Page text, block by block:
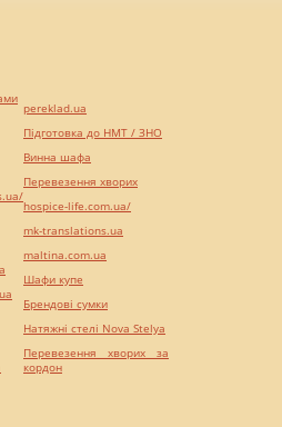
pereklad.ua
Підготовка до НМТ / ЗНО
Винна шафа
Перевезення хворих
hospice-life.com.ua/
mk-translations.ua
maltina.com.ua
Шафи купе
Брендові сумки
Натяжні стелі Nova Stelya
Перевезення хворих за
кордон